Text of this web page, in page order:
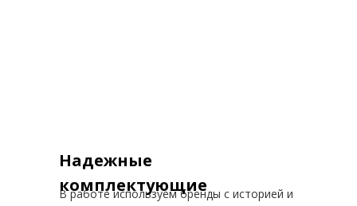
Надежные
комплектующие
В работе используем бренды с историей и